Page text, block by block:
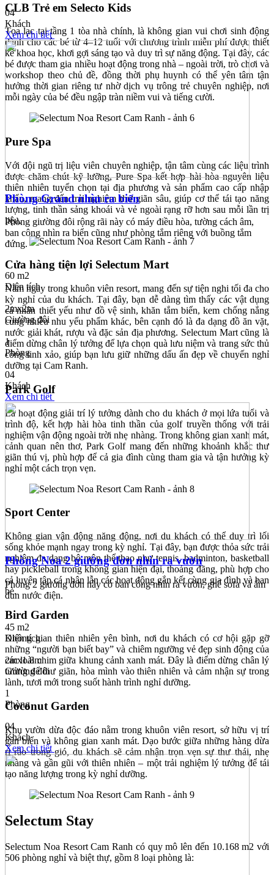
CLB Trẻ em Selecto Kids
Tọa lạc tại tầng 1 tòa nhà chính, là không gian vui chơi sinh động
dành cho các bé từ 4–12 tuổi với chương trình miễn phí được thiết
kế khoa học, khơi gợi sáng tạo và duy trì sự năng động. Tại đây, các
bé được tham gia nhiều hoạt động trong nhà – ngoài trời, trò chơi và
workshop theo chủ đề, đồng thời phụ huynh có thể yên tâm tận
hưởng thời gian riêng tư nhờ dịch vụ trông trẻ chuyên nghiệp, nơi
mỗi ngày của bé đều ngập tràn niềm vui và tiếng cười.
Pure Spa
Với đội ngũ trị liệu viên chuyên nghiệp, tận tâm cùng các liệu trình
được chăm chút kỹ lưỡng, Pure Spa kết hợp hài hòa nguyên liệu
thiên nhiên tuyển chọn tại địa phương và sản phẩm cao cấp nhập
khẩu, mang đến trải nghiệm thư giãn sâu, giúp cơ thể tái tạo năng
lượng, tinh thần sảng khoái và vẻ ngoài rạng rỡ hơn sau mỗi lần trị
liệu.
Cửa hàng tiện lợi Selectum Mart
Nằm ngay trong khuôn viên resort, mang đến sự tiện nghi tối đa cho
kỳ nghỉ của du khách. Tại đây, bạn dễ dàng tìm thấy các vật dụng
cá nhân thiết yếu như đồ vệ sinh, khăn tắm biển, kem chống nắng
cùng nhiều nhu yếu phẩm khác, bên cạnh đó là đa dạng đồ ăn vặt,
nước giải khát, rượu và đặc sản địa phương. Selectum Mart cũng là
điểm dừng chân lý tưởng để lựa chọn quà lưu niệm và trang sức thủ
công tinh xảo, giúp bạn lưu giữ những dấu ấn đẹp về chuyến nghỉ
dưỡng tại Cam Ranh.
Park Golf
Là hoạt động giải trí lý tưởng dành cho du khách ở mọi lứa tuổi và
trình độ, kết hợp hài hòa tinh thần của golf truyền thống với trải
nghiệm vận động ngoài trời nhẹ nhàng. Trong không gian xanh mát,
cảnh quan nên thơ, Park Golf mang đến những khoảnh khắc thư
giãn thú vị, phù hợp để cả gia đình cùng tham gia và tận hưởng kỳ
nghỉ một cách trọn vẹn.
Sport Center
Không gian vận động năng động, nơi du khách có thể duy trì lối
sống khỏe mạnh ngay trong kỳ nghỉ. Tại đây, bạn được thỏa sức trải
nghiệm đa dạng bộ môn thể thao như tennis, badminton, basketball
hay pickleball trong không gian hiện đại, thoáng đãng, phù hợp cho
cả luyện tập cá nhân lẫn các hoạt động gắn kết cùng gia đình và bạn
bè.
Bird Garden
Không gian thiên nhiên yên bình, nơi du khách có cơ hội gặp gỡ
những “người bạn biết bay” và chiêm ngưỡng vẻ đẹp sinh động của
các loài chim giữa khung cảnh xanh mát. Đây là điểm dừng chân lý
tưởng để thư giãn, hòa mình vào thiên nhiên và cảm nhận sự trong
lành, tươi mới trong suốt hành trình nghỉ dưỡng.
Coconut Garden
Khu vườn dừa độc đáo nằm trong khuôn viên resort, sở hữu vị trí
gần biển và không gian xanh mát. Dạo bước giữa những hàng dừa
rì rào trong gió, du khách sẽ cảm nhận trọn vẹn sự thư thái, nhẹ
nhàng và gần gũi với thiên nhiên – một trải nghiệm lý tưởng để tái
tạo năng lượng trong kỳ nghỉ dưỡng.
Selectum Stay
Selectum Noa Resort Cam Ranh có quy mô lên đến 10.168 m2 với
506 phòng nghỉ và biệt thự, gồm 8 loại phòng là:
04
Khách
Xem chi tiết
Phòng Grand nhìn ra biển
Phòng giường đôi rộng rãi này có máy điều hòa, tường cách âm,
ban công nhìn ra biển cũng như phòng tắm riêng với buồng tắm
đứng.
60 m2
Diện tích
2mx2m
Giường đôi
1
Phòng
04
Khách
Xem chi tiết
Phòng Noa 2 giường đơn nhìn ra vườn
Phòng 2 giường đơn này có ban công nhìn ra vườn, ghế sofa và ấm
đun nước điện.
45 m2
Diện tích
2mx1.8m
Giường đôi
1
Phòng
04
Khách
Xem chi tiết